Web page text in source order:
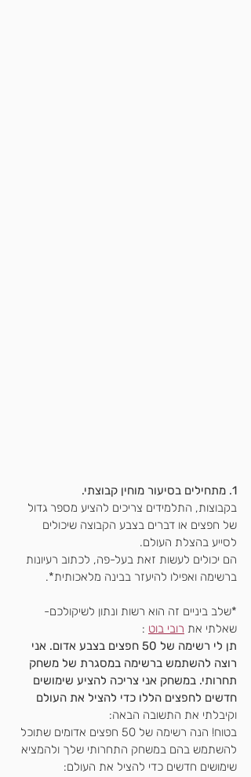
1. מתחילים בסיעור מוחין קבוצתי.
בקבוצות, התלמידים צריכים להציע מספר גדול
של חפצים או דברים בצבע הקבוצה שיכולים
לסייע בהצלת העולם.
הם יכולים לעשות זאת בעל-פה, לכתוב רעיונות
ברשימה ואפילו להיעזר בבינה מלאכותית*.
*שלב ביניים זה הוא רשות ונתון לשיקולכם-
שאלתי את רובי בוט :
תן לי רשימה של 50 חפצים בצבע אדום. אני
רוצה להשתמש ברשימה במסגרת של משחק
תחרותי. במשחק אני צריכה להציע שימושים
חדשים לחפצים הללו כדי להציל את העולם
וקיבלתי את התשובה הבאה:
בטוח! הנה רשימה של 50 חפצים אדומים שתוכל
להשתמש בהם במשחק התחרותי שלך ולהמציא
שימושים חדשים כדי להציל את העולם: